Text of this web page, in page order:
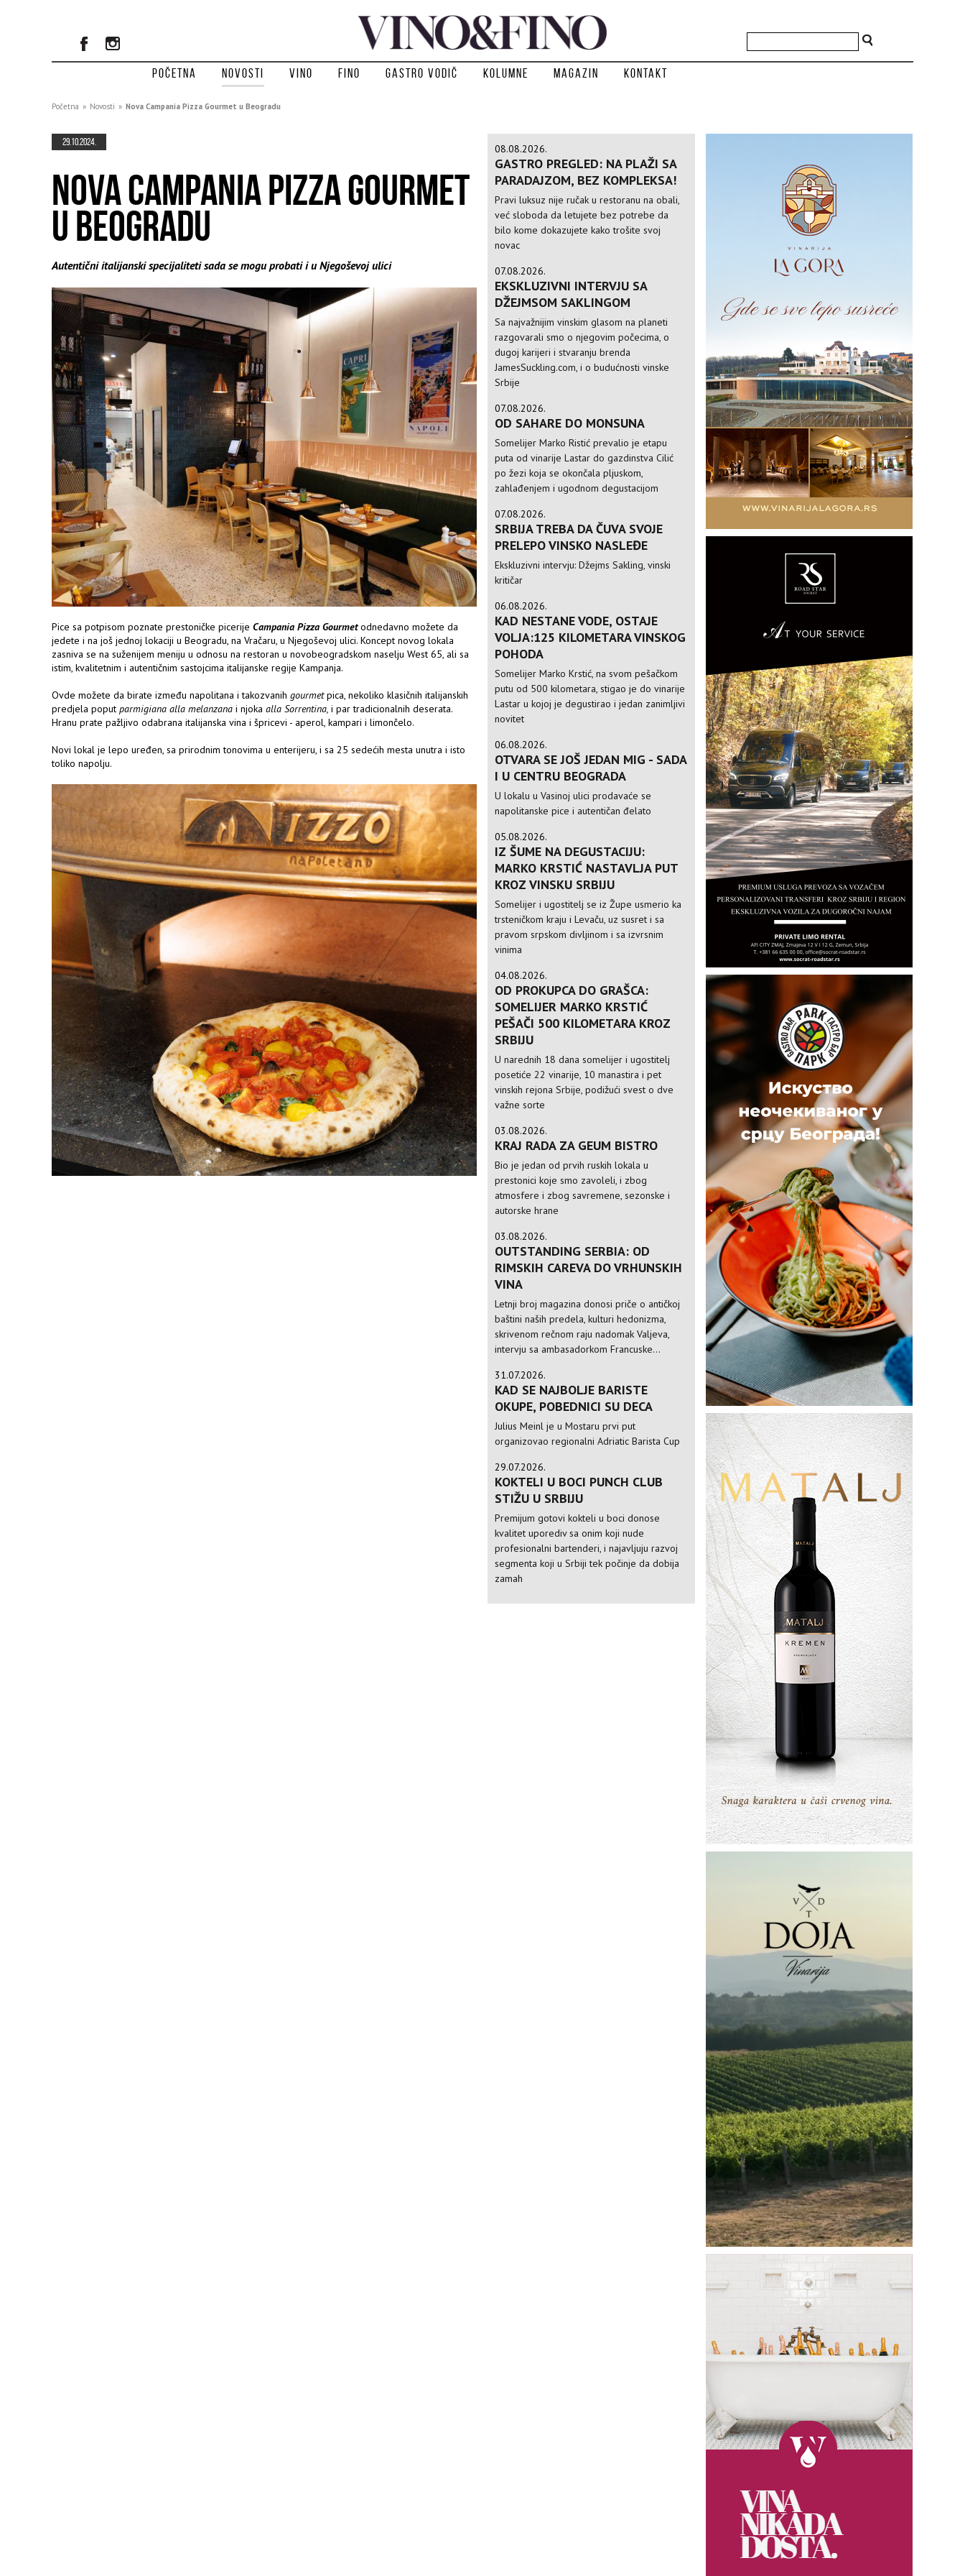
Početna Novosti Vino Fino Gastro vodič Kolumne Magazin Kontakt
Početna » Novosti » Nova Campania Pizza Gourmet u Beogradu
29.10.2024.
NOVA CAMPANIA PIZZA GOURMET
U BEOGRADU
Autentični italijanski specijaliteti sada se mogu probati i u Njegoševoj ulici
Pice sa potpisom poznate prestoničke picerije Campania Pizza Gourmetodnedavno možete da
jedete i na još jednoj lokaciji u Beogradu, na Vračaru, u Njegoševoj ulici. Koncept novog lokala
zasniva se na suženijem meniju u odnosu na restoran u novobeogradskom naselju West 65, ali sa
istim, kvalitetnim i autentičnim sastojcima italijanske regije Kampanja.
Ovde možete da birate između napolitana i takozvanih gourmetpica, nekoliko klasičnih italijanskih
predjela poput parmigiana alla melanzana i njoka alla Sorrentina, i par tradicionalnih deserata.
Hranu prate pažljivo odabrana italijanska vina i špricevi - aperol, kampari i limončelo.
Novi lokal je lepo uređen, sa prirodnim tonovima u enterijeru, i sa 25 sedećih mesta unutra i isto
toliko napolju.
08.08.2026.
GASTRO PREGLED: NA PLAŽI SA
PARADAJZOM, BEZ KOMPLEKSA!
Pravi luksuz nije ručak u restoranu na obali,
već sloboda da letujete bez potrebe da
bilo kome dokazujete kako trošite svoj
novac
07.08.2026.
EKSKLUZIVNI INTERVJU SA
DŽEJMSOM SAKLINGOM
Sa najvažnijim vinskim glasom na planeti
razgovarali smo o njegovim počecima, o
dugoj karijeri i stvaranju brenda
JamesSuckling.com, i o budućnosti vinske
Srbije
07.08.2026.
OD SAHARE DO MONSUNA
Somelijer Marko Ristić prevalio je etapu
puta od vinarije Lastar do gazdinstva Cilić
po žezi koja se okončala pljuskom,
zahlađenjem i ugodnom degustacijom
07.08.2026.
SRBIJA TREBA DA ČUVA SVOJE
PRELEPO VINSKO NASLEĐE
Ekskluzivni intervju: Džejms Sakling, vinski
kritičar
06.08.2026.
KAD NESTANE VODE, OSTAJE
VOLJA:125 KILOMETARA VINSKOG
POHODA
Somelijer Marko Krstić, na svom pešačkom
putu od 500 kilometara, stigao je do vinarije
Lastar u kojoj je degustirao i jedan zanimljivi
novitet
06.08.2026.
OTVARA SE JOŠ JEDAN MIG - SADA
I U CENTRU BEOGRADA
U lokalu u Vasinoj ulici prodavaće se
napolitanske pice i autentičan đelato
05.08.2026.
IZ ŠUME NA DEGUSTACIJU:
MARKO KRSTIĆ NASTAVLJA PUT
KROZ VINSKU SRBIJU
Somelijer i ugostitelj se iz Župe usmerio ka
trsteničkom kraju i Levaču, uz susret i sa
pravom srpskom divljinom i sa izvrsnim
vinima
04.08.2026.
OD PROKUPCA DO GRAŠCA:
SOMELIJER MARKO KRSTIĆ
PEŠAČI 500 KILOMETARA KROZ
SRBIJU
U narednih 18 dana somelijer i ugostitelj
posetiće 22 vinarije, 10 manastira i pet
vinskih rejona Srbije, podižući svest o dve
važne sorte
03.08.2026.
KRAJ RADA ZA GEUM BISTRO
Bio je jedan od prvih ruskih lokala u
prestonici koje smo zavoleli, i zbog
atmosfere i zbog savremene, sezonske i
autorske hrane
03.08.2026.
OUTSTANDING SERBIA: OD
RIMSKIH CAREVA DO VRHUNSKIH
VINA
Letnji broj magazina donosi priče o antičkoj
baštini naših predela, kulturi hedonizma,
skrivenom rečnom raju nadomak Valjeva,
intervju sa ambasadorkom Francuske...
31.07.2026.
KAD SE NAJBOLJE BARISTE
OKUPE, POBEDNICI SU DECA
Julius Meinl je u Mostaru prvi put
organizovao regionalni Adriatic Barista Cup
29.07.2026.
KOKTELI U BOCI PUNCH CLUB
STIŽU U SRBIJU
Premijum gotovi kokteli u boci donose
kvalitet uporediv sa onim koji nude
profesionalni bartenderi, i najavljuju razvoj
segmenta koji u Srbiji tek počinje da dobija
zamah